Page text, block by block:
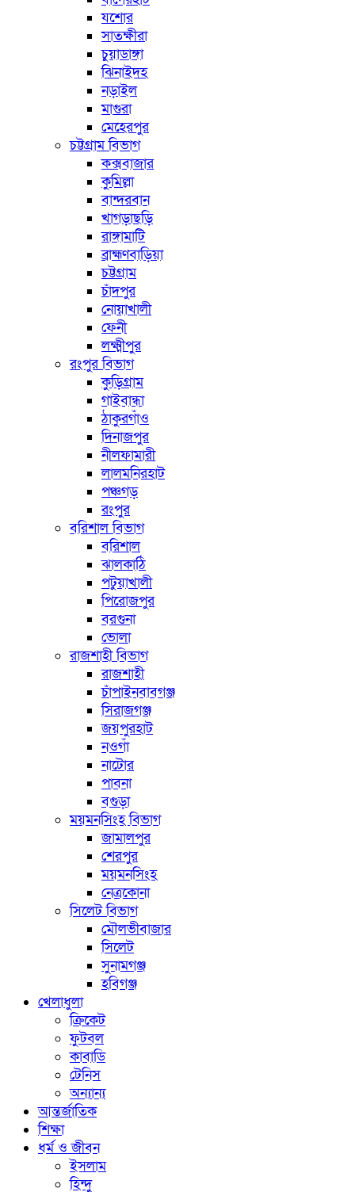
যশোর
সাতক্ষীরা
চুয়াডাঙ্গা
ঝিনাইদহ
নড়াইল
মাগুরা
মেহেরপুর
চট্টগ্রাম বিভাগ
কক্সবাজার
কুমিল্লা
বান্দরবান
খাগড়াছড়ি
রাঙ্গামাটি
ব্রাহ্মণবাড়িয়া
চট্টগ্রাম
চাঁদপুর
নোয়াখালী
ফেনী
লক্ষ্মীপুর
রংপুর বিভাগ
কুড়িগ্রাম
গাইবান্ধা
ঠাকুরগাঁও
দিনাজপুর
নীলফামারী
লালমনিরহাট
পঞ্চগড়
রংপুর
বরিশাল বিভাগ
বরিশাল
ঝালকাঠি
পটুয়াখালী
পিরোজপুর
বরগুনা
ভোলা
রাজশাহী বিভাগ
রাজশাহী
চাঁপাইনবাবগঞ্জ
সিরাজগঞ্জ
জয়পুরহাট
নওগাঁ
নাটোর
পাবনা
বগুড়া
ময়মনসিংহ বিভাগ
জামালপুর
শেরপুর
ময়মনসিংহ
নেত্রকোনা
সিলেট বিভাগ
মৌলভীবাজার
সিলেট
সুনামগঞ্জ
হবিগঞ্জ
খেলাধুলা
ক্রিকেট
ফুটবল
কাবাডি
টেনিস
অন্যান্য
আন্তর্জাতিক
শিক্ষা
ধর্ম ও জীবন
ইসলাম
হিন্দু